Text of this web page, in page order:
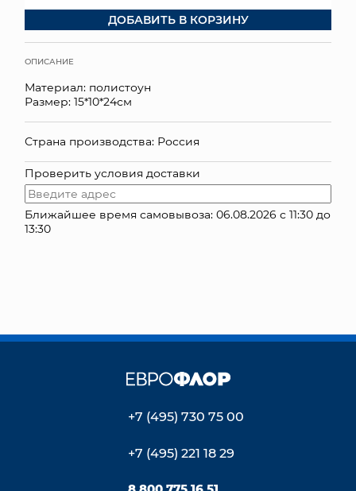
ПОДАРОЧНЫЕ КАРТЫ
ОПТОВЫМ КЛИЕНТАМ
ДОСТАВКА И ОПЛАТА
ДОБАВИТЬ В КОРЗИНУ
ОПИСАНИЕ
Материал: полистоун
Размер: 15*10*24см
Страна производства: Россия
Проверить условия доставки
Ближайшее время самовывоза: 06.08.2026 с 11:30 до
13:30
+7 (495) 730 75 00
+7 (495) 221 18 29